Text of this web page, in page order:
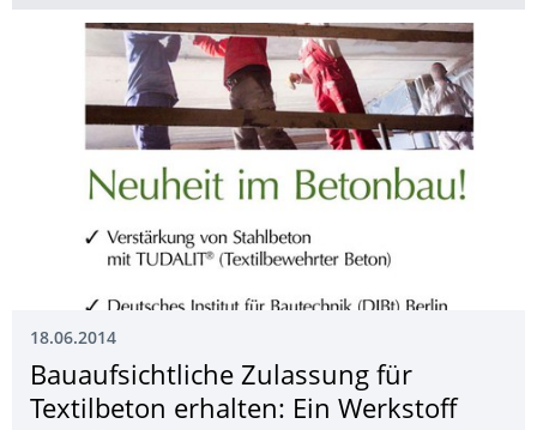
18.06.2014
Bauaufsichtliche Zulassung für
Textilbeton erhalten: Ein Werkstoff